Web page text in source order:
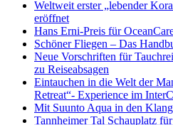
Weltweit erster „lebender
eröffnet
Hans Erni-Preis für
Schöner Fliegen – Das
Neue Vorschriften für
zu Reiseabsagen
Eintauchen in die Welt der
Retreat“- Experience im
Mit Suunto Aqua in den
Tannheimer Tal Schauplatz